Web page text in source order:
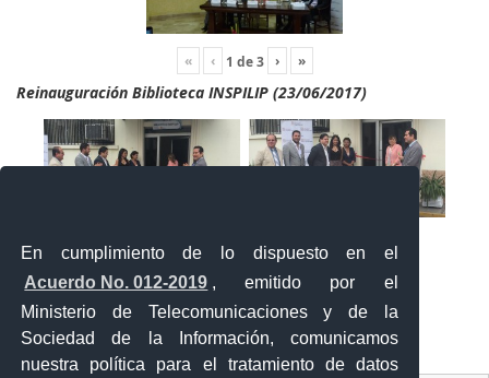
En cumplimiento de lo dispuesto en el
Acuerdo No. 012-2019 , emitido por el
Ministerio de Telecomunicaciones y de la
Sociedad de la Información, comunicamos
nuestra política para el tratamiento de datos
« ‹ 1 de3 › »
Reinauguración Biblioteca INSPILIP (23/06/2017)